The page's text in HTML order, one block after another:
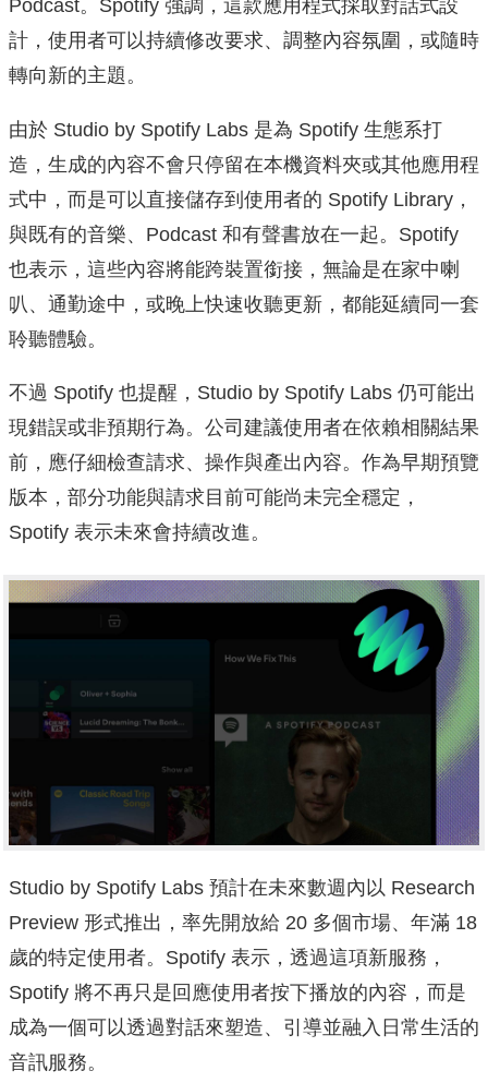
Podcast。Spotify 強調，這款應用程式採取對話式設
計，使用者可以持續修改要求、調整內容氛圍，或隨時
轉向新的主題。
由於 Studio by Spotify Labs 是為 Spotify 生態系打
造，生成的內容不會只停留在本機資料夾或其他應用程
式中，而是可以直接儲存到使用者的 Spotify Library，
與既有的音樂、Podcast 和有聲書放在一起。Spotify
也表示，這些內容將能跨裝置銜接，無論是在家中喇
叭、通勤途中，或晚上快速收聽更新，都能延續同一套
聆聽體驗。
不過 Spotify 也提醒，Studio by Spotify Labs 仍可能出
現錯誤或非預期行為。公司建議使用者在依賴相關結果
前，應仔細檢查請求、操作與產出內容。作為早期預覽
版本，部分功能與請求目前可能尚未完全穩定，
Spotify 表示未來會持續改進。
Studio by Spotify Labs 預計在未來數週內以 Research
Preview 形式推出，率先開放給 20 多個市場、年滿 18
歲的特定使用者。Spotify 表示，透過這項新服務，
Spotify 將不再只是回應使用者按下播放的內容，而是
成為一個可以透過對話來塑造、引導並融入日常生活的
音訊服務。